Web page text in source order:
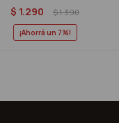
$ 1.290 $1.390
7